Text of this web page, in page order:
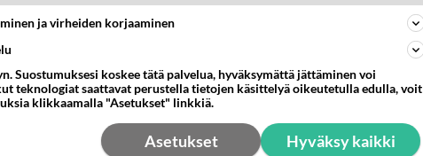
ja virheiden korjaaminen
Suostumuksesi koskee tätä palvelua, hyväksymättä jättäminen voi
teknologiat saattavat perustella tietojen käsittelyä oikeutetulla edulla, voit
klikkaamalla "Asetukset" linkkiä.
Hyväksy kaikki
Asetukset